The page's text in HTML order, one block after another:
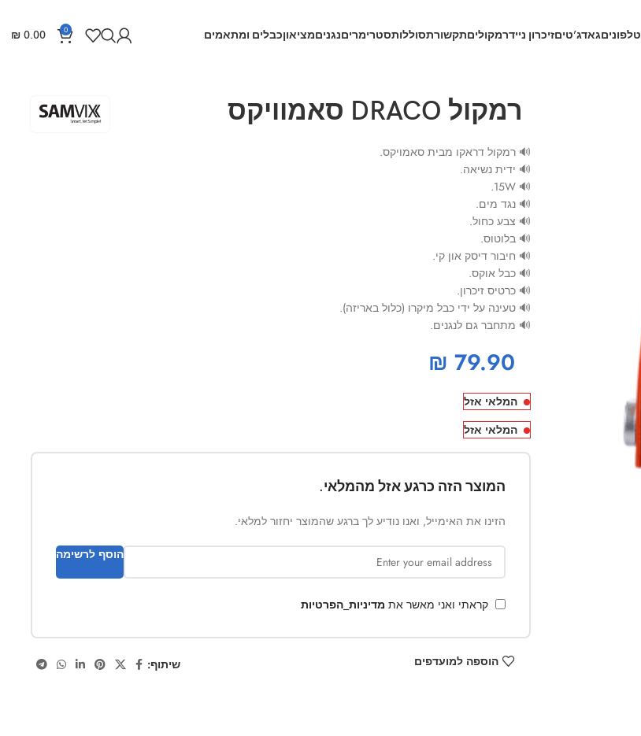
טלפוניםגאדג’טיםזיכרון ניידרמקוליםתקשורתסוללותסטרימריםנגניםמציאוןכבלים ומתאמים 0
₪ 0.00
רמקול DRACO סאמוויקס
🔊 רמקול דראקו מבית סאמויקס.
🔊 ידית נשיאה.
🔊 15W.
🔊 נגד מים.
🔊 צבע כחול.
🔊 בלוטוס.
🔊 חיבור דיסק און קי.
🔊 כבל אוקס.
🔊 כרטיס זיכרון.
🔊 טעינה על ידי כבל מיקרו (כלול באריזה).
🔊 מתחבר גם לנגנים.
₪ 79.90
המלאי אזל
המלאי אזל
המוצר הזה כרגע אזל מהמלאי.
הזינו את האימייל, ואנו נודיע לך ברגע שהמוצר יחזור למלאי.
הוסף לרשימה
קראתי ואני מאשר את מדיניות_הפרטיות
הוספה למועדפים שיתוף: